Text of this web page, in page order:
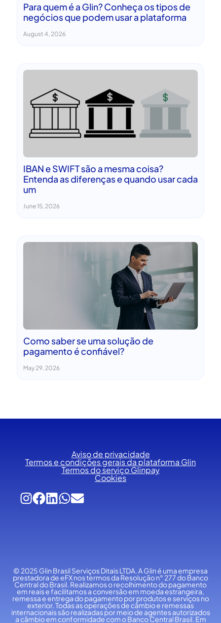
Para quem é a Glin? Conheça os tipos de
negócios que podem usar a plataforma
August 4, 2026
IBAN e SWIFT são a mesma coisa?
Entenda as diferenças e quando usar cada
um
June 15, 2026
Como saber se uma solução de
pagamento é confiável?
May 29, 2026
Aviso de privacidade
Termos e condições gerais da plataforma Glin
Termos do serviço Glinpay
Cookies
© 2025 Glin Brasil Serviços Ditais LTDA.A Glin é uma empresa
prestadora de eFX nos termos da Resolução n° 277 do Banco
Central do Brasil. Realizamos o recolhimento do pagamento
em reais e facilitamos a conversão em moeda estrangeira,
remessa e entrega do pagamento por produtos e serviços no
exterior. Todas as operações de câmbio e remessas
internacionais são realizadas por meio de agentes autorizados
a câmbio em conformidade com o Banco Central Brasil. Em